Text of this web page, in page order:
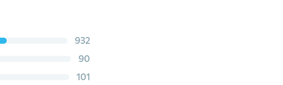
932
90
101